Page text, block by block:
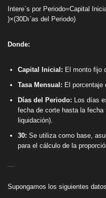
Intereˊs por Periodo=Capital
)×(30Dıˊas del Periodo​)
Donde:
Capital Inicial: El monto fijo
Tasa Mensual: El porcentaje
Días del Periodo: Los días
fecha de corte hasta la
liquidación).
30: Se utiliza como base,
para el cálculo de la
Supongamos los siguientes